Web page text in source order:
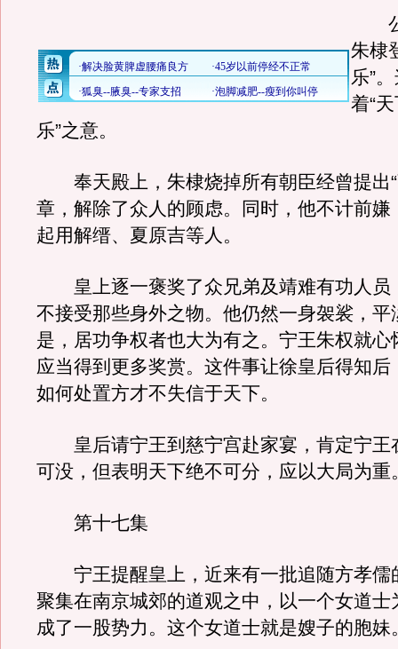
公
朱棣
乐”
着“
乐”之意。
奉天殿上，朱棣烧掉所有朝臣经曾提出“
章，解除了众人的顾虑。同时，他不计前嫌
起用解缙、夏原吉等人。
皇上逐一褒奖了众兄弟及靖难有功人员
不接受那些身外之物。他仍然一身袈裟，平
是，居功争权者也大为有之。宁王朱权就心
应当得到更多奖赏。这件事让徐皇后得知后
如何处置方才不失信于天下。
皇后请宁王到慈宁宫赴家宴，肯定宁王
可没，但表明天下绝不可分，应以大局为重
第十七集
宁王提醒皇上，近来有一批追随方孝儒
聚集在南京城郊的道观之中，以一个女道士
成了一股势力。这个女道士就是嫂子的胞妹